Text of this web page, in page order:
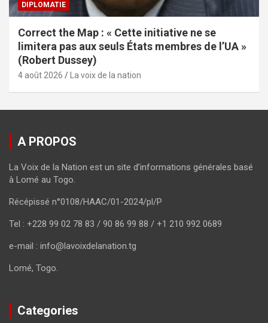
DIPLOMATIE
Correct the Map : « Cette initiative ne se
limitera pas aux seuls États membres de l’UA »
(Robert Dussey)
4 août 2026 La voix de la nation
A PROPOS
La Voix de la Nation est un site d’informations générales basé
à Lomé au Togo.
Récépissé n°0108/HAAC/01-2024/pl/P
Tel : +228 99 02 78 83 / 90 86 99 88 / +1 210 992 0689
e-mail : info@lavoixdelanation.tg
Lomé, Togo.
Categories